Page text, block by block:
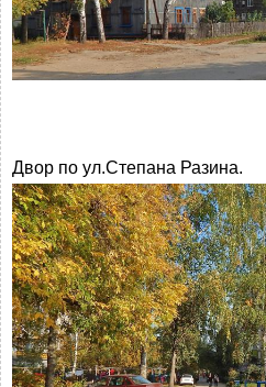
Двор по ул.Степана Разина.